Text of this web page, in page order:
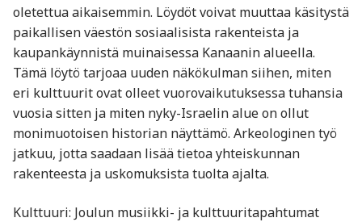
oletettua aikaisemmin. Löydöt voivat muuttaa käsitystä
paikallisen väestön sosiaalisista rakenteista ja
kaupankäynnistä muinaisessa Kanaanin alueella.
Tämä löytö tarjoaa uuden näkökulman siihen, miten
eri kulttuurit ovat olleet vuorovaikutuksessa tuhansia
vuosia sitten ja miten nyky-Israelin alue on ollut
monimuotoisen historian näyttämö. Arkeologinen työ
jatkuu, jotta saadaan lisää tietoa yhteiskunnan
rakenteesta ja uskomuksista tuolta ajalta.
Kulttuuri: Joulun musiikki- ja kulttuuritapahtumat